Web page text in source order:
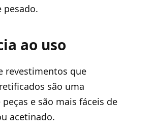
pesado.
ao uso
revestimentos que
são uma
e são mais fáceis de
acetinado.